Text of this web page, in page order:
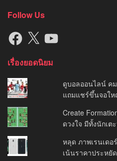
Follow Us
Facebook
X YouTube
เรื่องยอดนิยม
ดูบอลออนไลน์ ค
แถมแชร์ขึ้นจอใ
Create
ดวงใจ มีทั้งนักเ
หลุด ภาพเรนเดอ
เน้นราคาประหยัด